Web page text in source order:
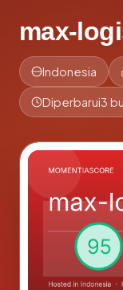
max-
Indonesia
Diperbarui3